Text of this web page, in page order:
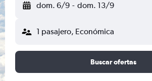
dom. 6/9 - dom. 13/9
1 pasajero, Económica
Buscar ofertas